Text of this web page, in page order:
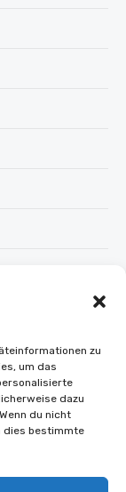
zu
um das
dazu
du nicht
dies bestimmte